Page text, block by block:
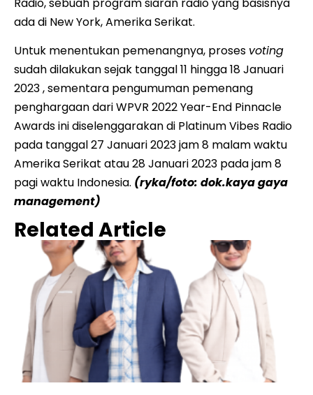
ada di New York, Amerika Serikat.
Untuk menentukan pemenangnya, proses voting
sudah dilakukan sejak tanggal 11 hingga 18 Januari
2023 , sementara pengumuman pemenang
penghargaan dari WPVR 2022 Year-End Pinnacle
Awards ini diselenggarakan di Platinum Vibes Radio
pada tanggal 27 Januari 2023 jam 8 malam waktu
Amerika Serikat atau 28 Januari 2023 pada jam 8
pagi waktu Indonesia. (ryka/foto: dok.kaya gaya
management)
Related Article